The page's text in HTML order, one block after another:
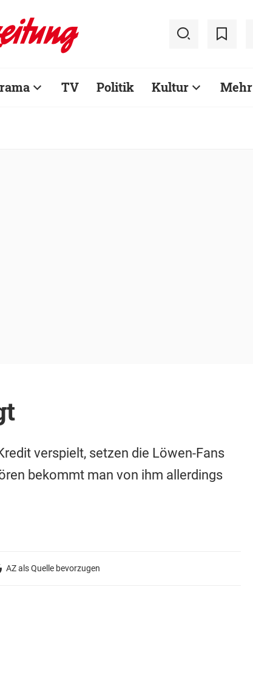
TV Politik Kultur Mehr
verspielt, setzen die Löwen-Fans
bekommt man von ihm allerdings
AZ als Quelle bevorzugen